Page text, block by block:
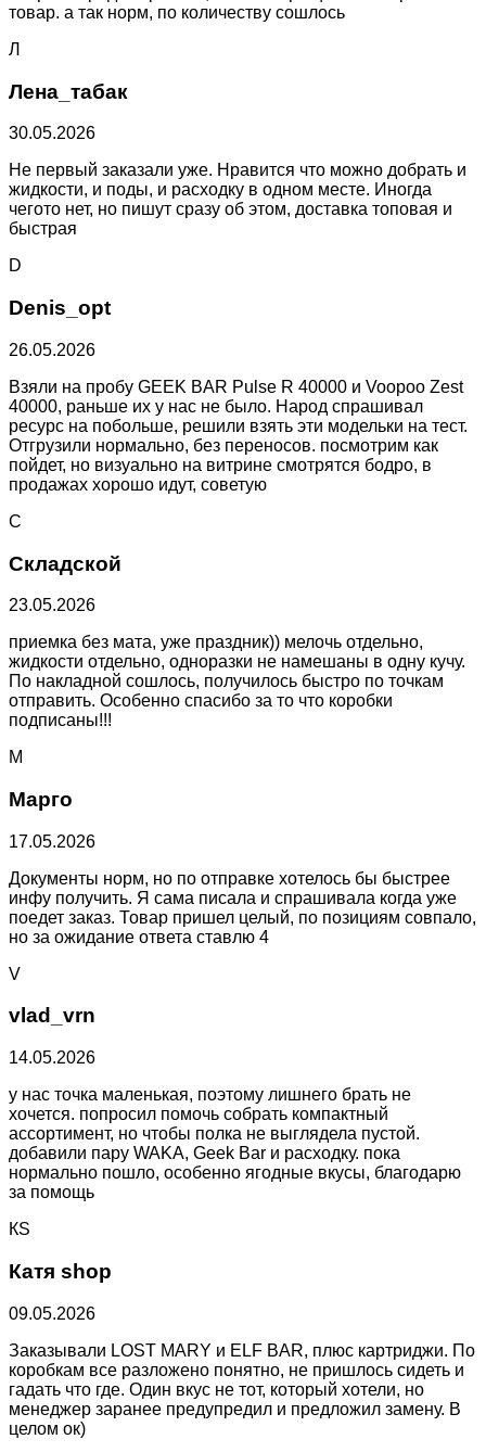
товар. а так норм, по количеству сошлось
Л
Лена_табак
30.05.2026
Не первый заказали уже. Нравится что можно добрать и
жидкости, и поды, и расходку в одном месте. Иногда
чегото нет, но пишут сразу об этом, доставка топовая и
быстрая
D
Denis_opt
26.05.2026
Взяли на пробу GEEK BAR Pulse R 40000 и Voopoo Zest
40000, раньше их у нас не было. Народ спрашивал
ресурс на побольше, решили взять эти модельки на тест.
Отгрузили нормально, без переносов. посмотрим как
пойдет, но визуально на витрине смотрятся бодро, в
продажах хорошо идут, советую
С
Складской
23.05.2026
приемка без мата, уже праздник)) мелочь отдельно,
жидкости отдельно, одноразки не намешаны в одну кучу.
По накладной сошлось, получилось быстро по точкам
отправить. Особенно спасибо за то что коробки
подписаны!!!
М
Марго
17.05.2026
Документы норм, но по отправке хотелось бы быстрее
инфу получить. Я сама писала и спрашивала когда уже
поедет заказ. Товар пришел целый, по позициям совпало,
но за ожидание ответа ставлю 4
V
vlad_vrn
14.05.2026
у нас точка маленькая, поэтому лишнего брать не
хочется. попросил помочь собрать компактный
ассортимент, но чтобы полка не выглядела пустой.
добавили пару WAKA, Geek Bar и расходку. пока
нормально пошло, особенно ягодные вкусы, благодарю
за помощь
КS
Катя shop
09.05.2026
Заказывали LOST MARY и ELF BAR, плюс картриджи. По
коробкам все разложено понятно, не пришлось сидеть и
гадать что где. Один вкус не тот, который хотели, но
менеджер заранее предупредил и предложил замену. В
целом ок)